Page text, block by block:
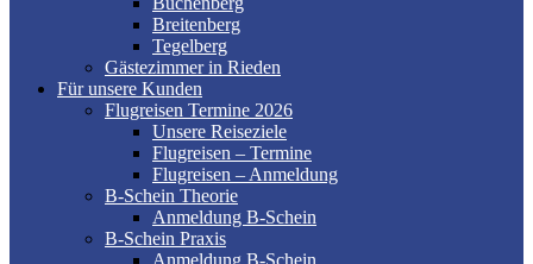
Breitenberg
Tegelberg
Gästezimmer in Rieden
Für unsere Kunden
Flugreisen Termine 2026
Unsere Reiseziele
Flugreisen – Termine
Flugreisen – Anmeldung
B-Schein Theorie
Anmeldung B-Schein
B-Schein Praxis
Anmeldung B-Schein